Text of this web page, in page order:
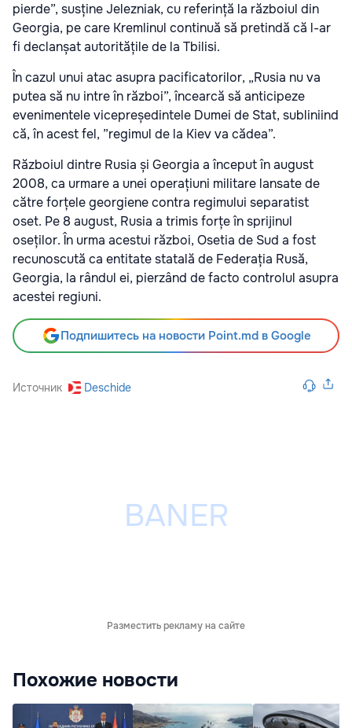
pierde”, susține Jelezniak, cu referință la războiul din
Georgia, pe care Kremlinul continuă să pretindă că l-ar
fi declanșat autoritățile de la Tbilisi.
În cazul unui atac asupra pacificatorilor, „Rusia nu va
putea să nu intre în război”, încearcă să anticipeze
evenimentele vicepreședintele Dumei de Stat, subliniind
că, în acest fel, ”regimul de la Kiev va cădea”.
Războiul dintre Rusia și Georgia a început în august
2008, ca urmare a unei operațiuni militare lansate de
către forțele georgiene contra regimului separatist
oset. Pe 8 august, Rusia a trimis forțe în sprijinul
oseților. În urma acestui război, Osetia de Sud a fost
recunoscută ca entitate statală de Federația Rusă,
Georgia, la rândul ei, pierzând de facto controlul asupra
acestei regiuni.
Подпишитесь на новости Point.md в Google
Источник Deschide
Разместить рекламу на сайте
Похожие новости